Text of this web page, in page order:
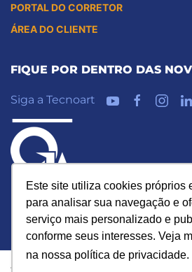
Este site utiliza cookies próprios
para analisar sua navegação e
serviço mais personalizado e
conforme seus interesses. Veja
na nossa política de privacidade.
PORTAL DO CORRETOR
ÁREA DO CLIENTE
FIQUE POR DENTRO DAS
Siga a Tecnoart